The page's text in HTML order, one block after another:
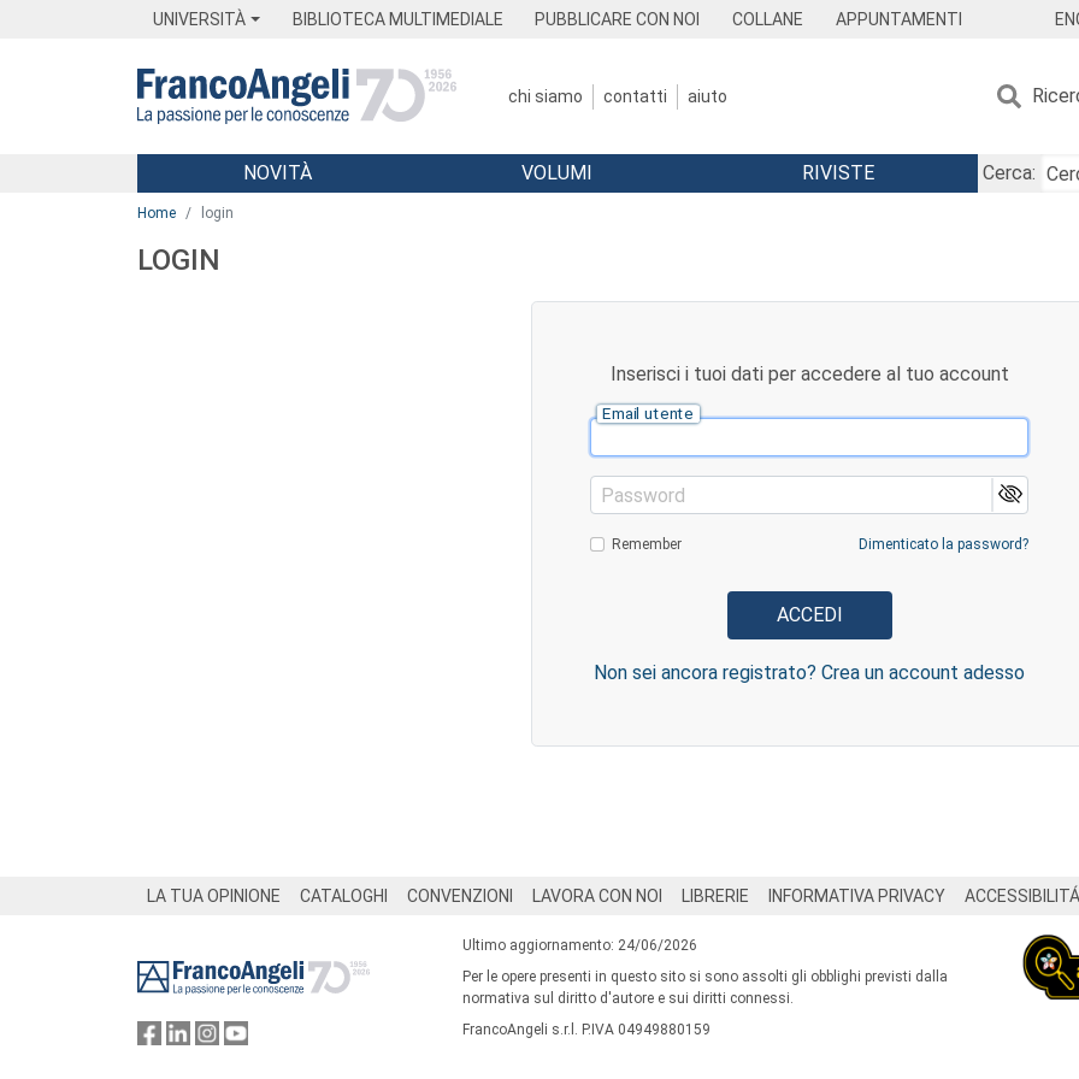
UNIVERSITÀ BIBLIOTECA MULTIMEDIALE PUBBLICARE CON NOI COLLANE APPUNTAMENTI
chi siamo contatti aiuto
Menu
NOVITÀ VOLUMI RIVISTE
Cerca:
Home login
LOGIN
Inserisci i tuoi dati per accedere al tuo account
Email utente
Password
Remember Dimenticato la password?
Non sei ancora registrato? Crea un account adesso
LA TUA OPINIONE CATALOGHI CONVENZIONI LAVORA CON NOI LIBRERIE INFORMATIVA PRIVACY ACCESSIBILITÁ
Ultimo aggiornamento: 24/06/2026
Per le opere presenti in questo sito si sono assolti gli obblighi previsti dalla
normativa sul diritto d'autore e sui diritti connessi.
FrancoAngeli s.r.l. P.IVA 04949880159